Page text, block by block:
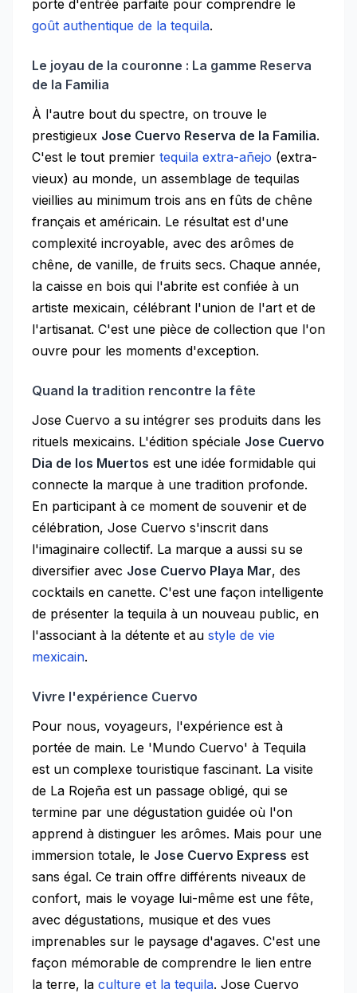
porte d'entrée parfaite pour comprendre le
goût authentique de la tequila.
Le joyau de la couronne : La gamme Reserva
de la Familia
À l'autre bout du spectre, on trouve le
prestigieux Jose Cuervo Reserva de la Familia.
C'est le tout premier tequila extra-añejo (extra-
vieux) au monde, un assemblage de tequilas
vieillies au minimum trois ans en fûts de chêne
français et américain. Le résultat est d'une
complexité incroyable, avec des arômes de
chêne, de vanille, de fruits secs. Chaque année,
la caisse en bois qui l'abrite est confiée à un
artiste mexicain, célébrant l'union de l'art et de
l'artisanat. C'est une pièce de collection que l'on
ouvre pour les moments d'exception.
Quand la tradition rencontre la fête
Jose Cuervo a su intégrer ses produits dans les
rituels mexicains. L'édition spéciale Jose Cuervo
Dia de los Muertos est une idée formidable qui
connecte la marque à une tradition profonde.
En participant à ce moment de souvenir et de
célébration, Jose Cuervo s'inscrit dans
l'imaginaire collectif. La marque a aussi su se
diversifier avec Jose Cuervo Playa Mar, des
cocktails en canette. C'est une façon intelligente
de présenter la tequila à un nouveau public, en
l'associant à la détente et au style de vie
mexicain.
Vivre l'expérience Cuervo
Pour nous, voyageurs, l'expérience est à
portée de main. Le 'Mundo Cuervo' à Tequila
est un complexe touristique fascinant. La visite
de La Rojeña est un passage obligé, qui se
termine par une dégustation guidée où l'on
apprend à distinguer les arômes. Mais pour une
immersion totale, le Jose Cuervo Express est
sans égal. Ce train offre différents niveaux de
confort, mais le voyage lui-même est une fête,
avec dégustations, musique et des vues
imprenables sur le paysage d'agaves. C'est une
façon mémorable de comprendre le lien entre
la terre, la culture et la tequila. Jose Cuervo